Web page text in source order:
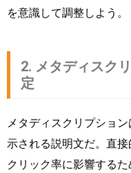
を意識して調整しよう。
2. メタディスク
定
メタディスクリプショ
示される説明文だ。直接
クリック率に影響するた